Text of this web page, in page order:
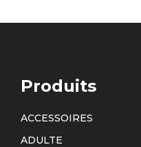
Produits
ACCESSOIRES
ADULTE